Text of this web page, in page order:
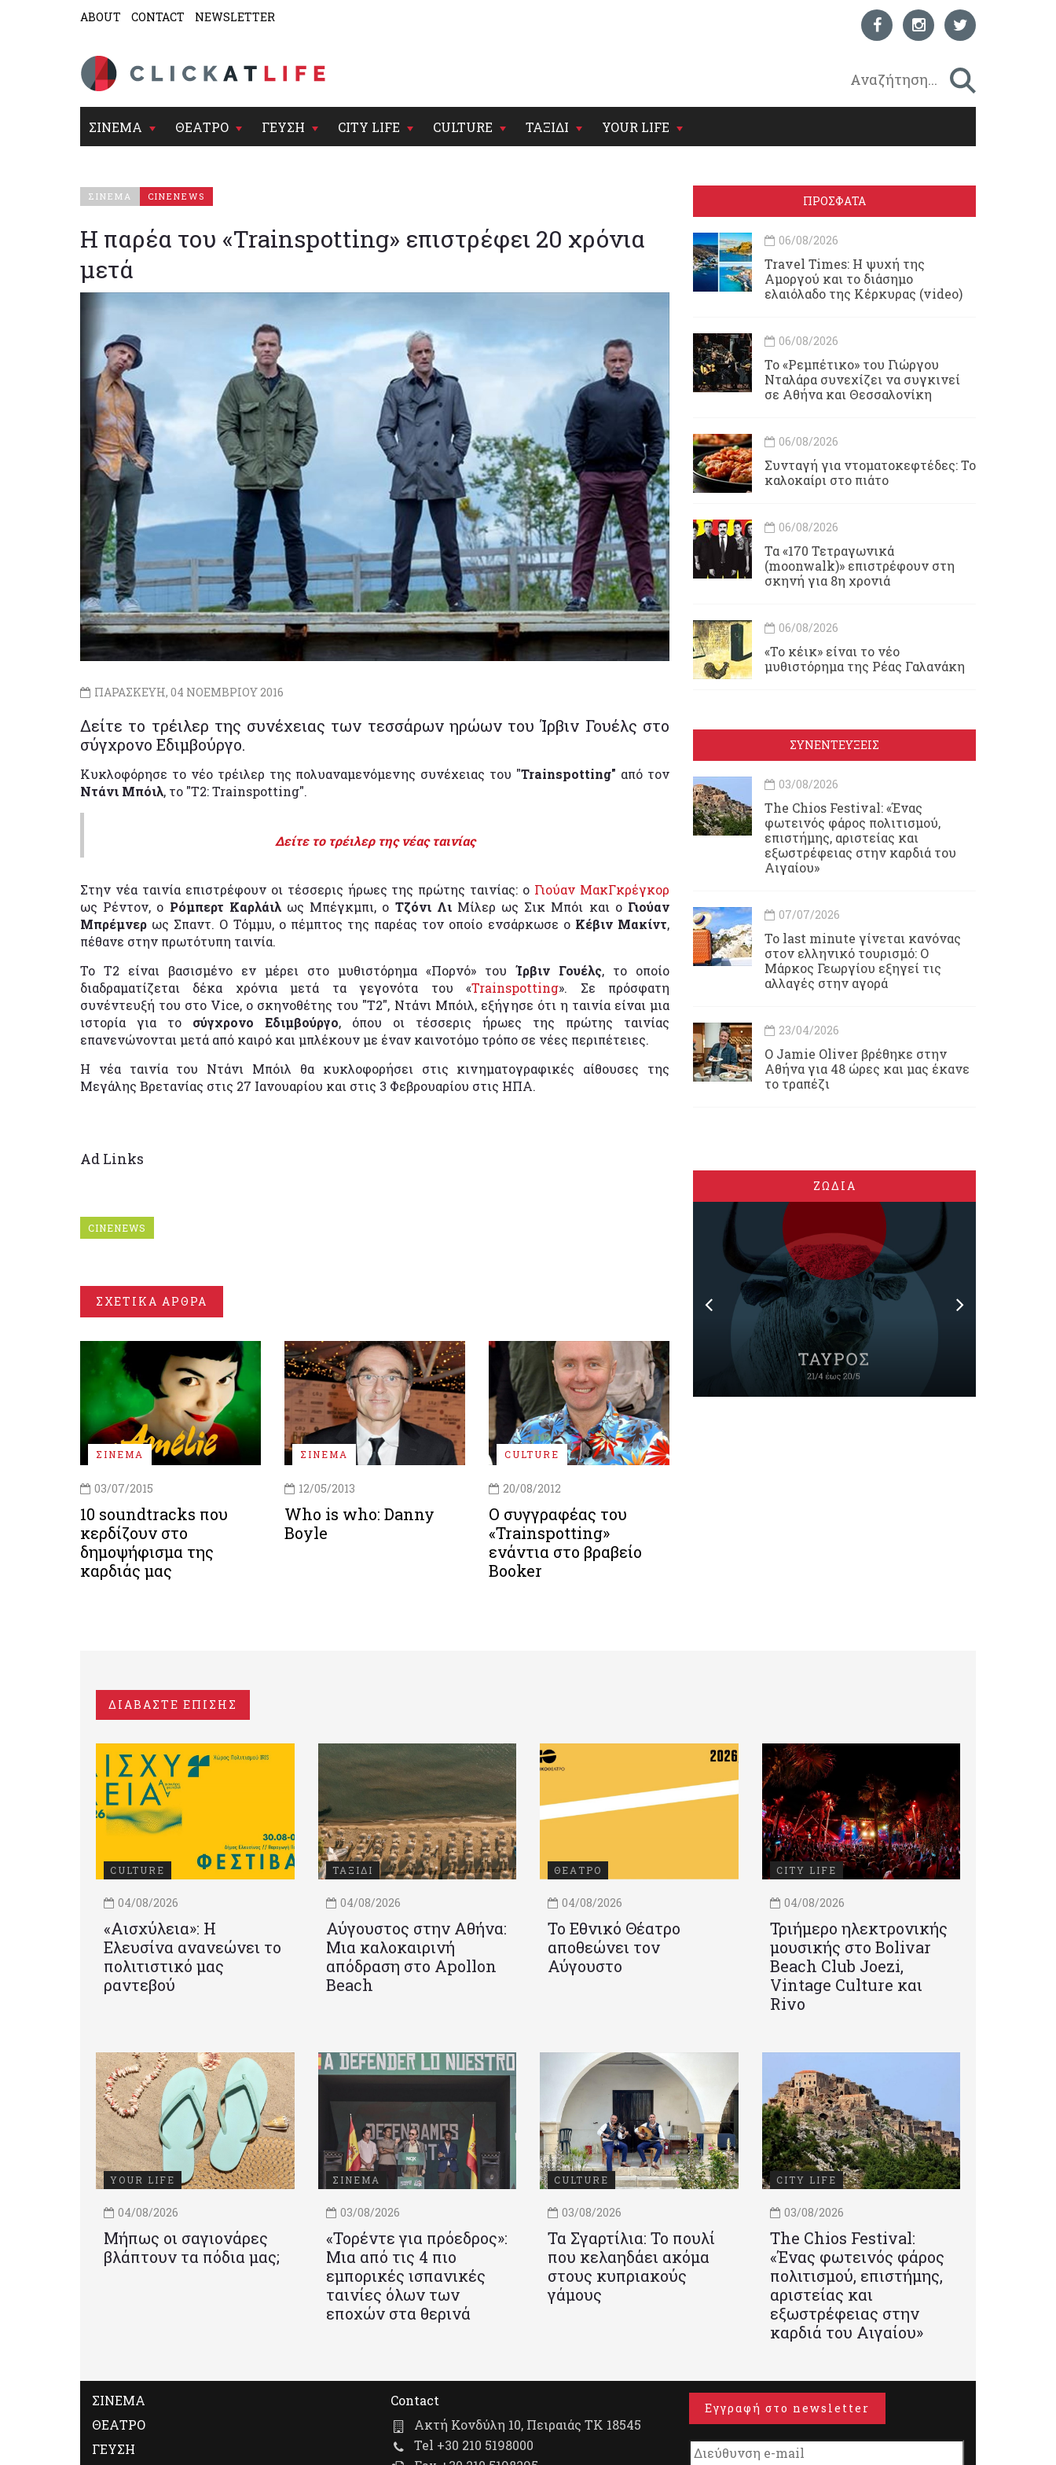
ABOUT CONTACT NEWSLETTER
ΣΙΝΕΜΑ ΘΕΑΤΡΟ ΓΕΥΣΗ CITY LIFE CULTURE ΤΑΞΙΔΙ YOUR LIFE
ΣΙΝΕΜΑ CINENEWS
Η παρέα του «Trainspotting» επιστρέφει 20 χρόνια
μετά
ΠΑΡΑΣΚΕΥΗ, 04 ΝΟΕΜΒΡΙΟΥ 2016
Δείτε το τρέιλερ της συνέχειας των τεσσάρων ηρώων του Ίρβιν Γουέλς στο
σύγχρονο Εδιμβούργο.
Κυκλοφόρησε το νέο τρέιλερ της πολυαναμενόμενης συνέχειας του "Trainspotting" από τον
Ντάνι Μπόιλ, το "Τ2: Trainspotting".
Δείτε το τρέιλερ της νέας ταινίας
Στην νέα ταινία επιστρέφουν οι τέσσερις ήρωες της πρώτης ταινίας: ο Γιούαν ΜακΓκρέγκορ
ως Ρέντον, ο Ρόμπερτ Καρλάιλ ως Μπέγκμπι, ο Τζόνι Λι Μίλερ ως Σικ Μπόι και ο Γιούαν
Μπρέμνερ ως Σπαντ. Ο Τόμμυ, ο πέμπτος της παρέας τον οποίο ενσάρκωσε ο Κέβιν Μακίντ,
πέθανε στην πρωτότυπη ταινία.
Το T2 είναι βασισμένο εν μέρει στο μυθιστόρημα «Πορνό» του Ίρβιν Γουέλς, το οποίο
διαδραματίζεται δέκα χρόνια μετά τα γεγονότα του «Trainspotting». Σε πρόσφατη
συνέντευξή του στο Vice, ο σκηνοθέτης του "T2", Ντάνι Μπόιλ, εξήγησε ότι η ταινία είναι μια
ιστορία για το σύγχρονο Εδιμβούργο, όπου οι τέσσερις ήρωες της πρώτης ταινίας
επανενώνονται μετά από καιρό και μπλέκουν με έναν καινοτόμο τρόπο σε νέες περιπέτειες.
Η νέα ταινία του Ντάνι Μπόιλ θα κυκλοφορήσει στις κινηματογραφικές αίθουσες της
Μεγάλης Βρετανίας στις 27 Ιανουαρίου και στις 3 Φεβρουαρίου στις ΗΠΑ.
Ad Links
CINENEWS
ΣΧΕΤΙΚΑ ΑΡΘΡΑ
ΣΙΝΕΜΑ
03/07/2015
10 soundtracks που
κερδίζουν στο
δημοψήφισμα της
καρδιάς μας
ΣΙΝΕΜΑ
12/05/2013
Who is who: Danny
Boyle
CULTURE
20/08/2012
Ο συγγραφέας του
«Trainspotting»
ενάντια στο βραβείο
Booker
ΠΡΟΣΦΑΤΑ
06/08/2026
Travel Times: H ψυχή της
Αμοργού και το διάσημο
ελαιόλαδο της Κέρκυρας (video)
06/08/2026
Το «Ρεμπέτικο» του Γιώργου
Νταλάρα συνεχίζει να συγκινεί
σε Αθήνα και Θεσσαλονίκη
06/08/2026
Συνταγή για ντοματοκεφτέδες: Το
καλοκαίρι στο πιάτο
06/08/2026
Τα «170 Τετραγωνικά
(moonwalk)» επιστρέφουν στη
σκηνή για 8η χρονιά
06/08/2026
«Το κέικ» είναι το νέο
μυθιστόρημα της Ρέας Γαλανάκη
ΣΥΝΕΝΤΕΥΞΕΙΣ
03/08/2026
Τhe Chios Festival: «Ένας
φωτεινός φάρος πολιτισμού,
επιστήμης, αριστείας και
εξωστρέφειας στην καρδιά του
Αιγαίου»
07/07/2026
Το last minute γίνεται κανόνας
στον ελληνικό τουρισμό: Ο
Μάρκος Γεωργίου εξηγεί τις
αλλαγές στην αγορά
23/04/2026
Ο Jamie Oliver βρέθηκε στην
Αθήνα για 48 ώρες και μας έκανε
το τραπέζι
ΖΩΔΙΑ
ΔΙΑΒΑΣΤΕ ΕΠΙΣΗΣ
CULTURE
04/08/2026
«Αισχύλεια»: Η
Ελευσίνα ανανεώνει το
πολιτιστικό μας
ραντεβού
ΤΑΞΙΔΙ
04/08/2026
Αύγουστος στην Αθήνα:
Μια καλοκαιρινή
απόδραση στο Apollon
Beach
ΘΕΑΤΡΟ
04/08/2026
Το Εθνικό Θέατρο
αποθεώνει τον
Αύγουστο
CITY LIFE
04/08/2026
Τριήμερο ηλεκτρονικής
μουσικής στο Bolivar
Beach Club Joezi,
Vintage Culture και
Rivo
YOUR LIFE
04/08/2026
Μήπως οι σαγιονάρες
βλάπτουν τα πόδια μας;
ΣΙΝΕΜΑ
03/08/2026
«Τορέντε για πρόεδρος»:
Mια από τις 4 πιο
εμπορικές ισπανικές
ταινίες όλων των
εποχών στα θερινά
CULTURE
03/08/2026
Τα Σγαρτίλια: Το πουλί
που κελαηδάει ακόμα
στους κυπριακούς
γάμους
CITY LIFE
03/08/2026
Τhe Chios Festival:
«Ένας φωτεινός φάρος
πολιτισμού, επιστήμης,
αριστείας και
εξωστρέφειας στην
καρδιά του Αιγαίου»
ΣΙΝΕΜΑ
ΘΕΑΤΡΟ
ΓΕΥΣΗ
Contact
Ακτή Κονδύλη 10, Πειραιάς ΤΚ 18545
Tel +30 210 5198000
Εγγραφή στο newsletter